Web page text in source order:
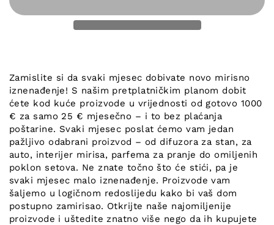
Zamislite si da svaki mjesec dobivate novo mirisno
iznenađenje! S našim pretplatničkim planom dobit
ćete kod kuće proizvode u vrijednosti od gotovo 1000
€ za samo 25 € mjesečno – i to bez plaćanja
poštarine. Svaki mjesec poslat ćemo vam jedan
pažljivo odabrani proizvod – od difuzora za stan, za
auto, interijer mirisa, parfema za pranje do omiljenih
poklon setova. Ne znate točno što će stići, pa je
svaki mjesec malo iznenađenje. Proizvode vam
šaljemo u logičnom redoslijedu kako bi vaš dom
postupno zamirisao. Otkrijte naše najomiljenije
proizvode i uštedite znatno više nego da ih kupujete